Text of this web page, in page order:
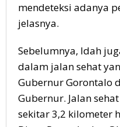
mendeteksi adanya
jelasnya.
Sebelumnya, Idah
dalam jalan sehat
Gubernur Gorontalo
Gubernur. Jalan
sekitar 3,2 kilometer